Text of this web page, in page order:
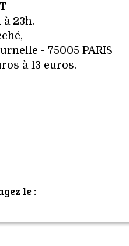
à 23h.
- 75005 PARIS
à 13 euros.
le :